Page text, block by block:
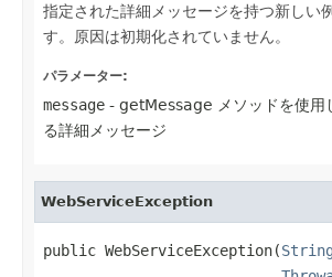
指定された詳細メッセージを持つ新しい
す。原因は初期化されていません。
パラメーター:
message - getMessage メソッドを使用
る詳細メッセージ
WebServiceException
public WebServiceException(String